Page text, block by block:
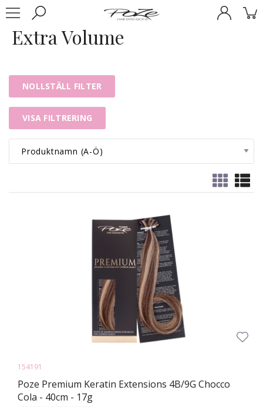
Extra Volume
NOLLSTÄLL FILTER
VISA FILTRERING
154191
Poze Premium Keratin Extensions 4B/9G Chocco
Cola - 40cm - 17g